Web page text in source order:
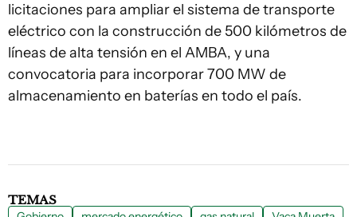
licitaciones para ampliar el sistema de transporte
eléctrico con la construcción de 500 kilómetros de
líneas de alta tensión en el AMBA, y una
convocatoria para incorporar 700 MW de
almacenamiento en baterías en todo el país.
TEMAS